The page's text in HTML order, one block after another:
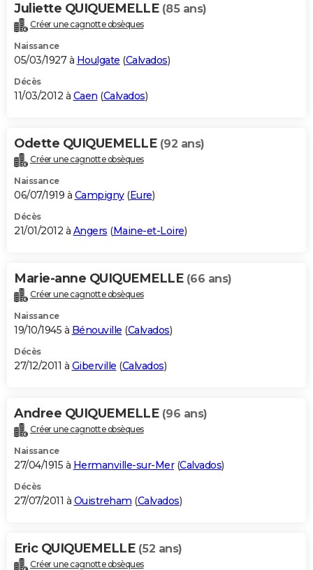
Juliette QUIQUEMELLE (85 ans)
Créer une cagnotte obsèques
Naissance
05/03/1927 à Houlgate (Calvados)
Décès
11/03/2012 à Caen (Calvados)
Odette QUIQUEMELLE (92 ans)
Créer une cagnotte obsèques
Naissance
06/07/1919 à Campigny(Eure)
Décès
21/01/2012 à Angers (Maine-et-Loire)
Marie-anne QUIQUEMELLE (66 ans)
Créer une cagnotte obsèques
Naissance
19/10/1945 à Bénouville (Calvados)
Décès
27/12/2011 à Giberville (Calvados)
Andree QUIQUEMELLE (96 ans)
Créer une cagnotte obsèques
Naissance
27/04/1915 à Hermanville-sur-Mer(Calvados)
Décès
27/07/2011 à Ouistreham (Calvados)
Eric QUIQUEMELLE (52 ans)
Créer une cagnotte obsèques